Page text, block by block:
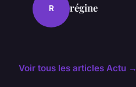
R régine
Voir tous les articles Actu →